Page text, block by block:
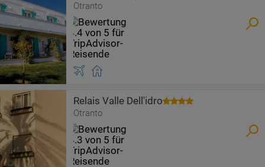
Otranto
Relais Valle Dell'idro
Otranto